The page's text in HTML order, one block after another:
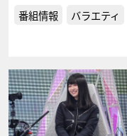
番組情報 バラエティ